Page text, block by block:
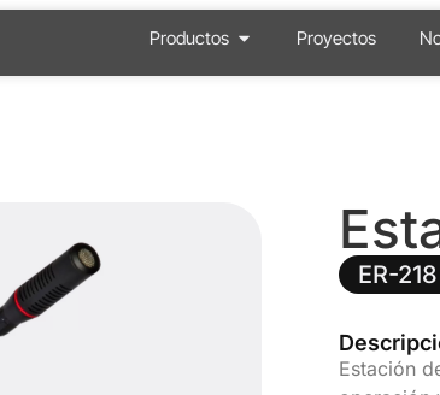
Productos Proyectos
ER-218
Estación